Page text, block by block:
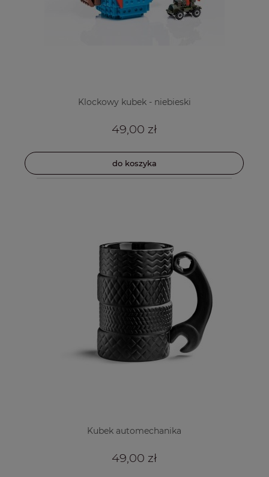
Klockowy kubek - niebieski
49,00 zł
do koszyka
Kubek automechanika
49,00 zł